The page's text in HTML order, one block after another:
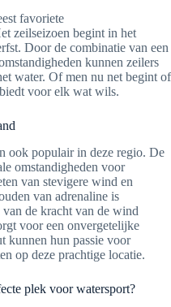
favoriete
zeilseizoen begint in het
Door de combinatie van een
kunnen zeilers
water. Of men nu net begint of
voor elk wat wils.
ook populair in deze regio. De
omstandigheden voor
van stevigere wind en
van adrenaline is
de kracht van de wind
voor een onvergetelijke
kunnen hun passie voor
op deze prachtige locatie.
plek voor watersport?